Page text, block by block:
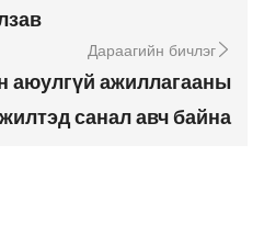
Дараагийн бичлэг
аюулгүй ажиллагааны
санал авч байна